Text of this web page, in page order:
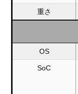
重さ
OS
SoC